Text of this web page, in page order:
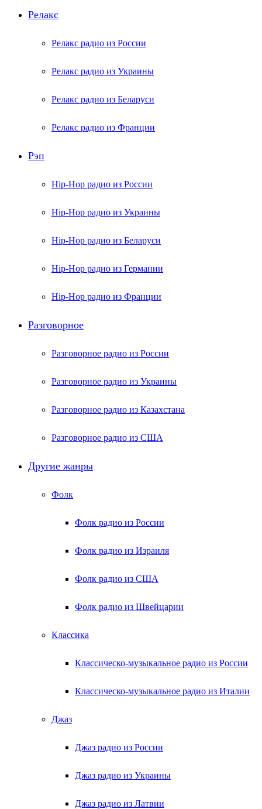
Релакс
Релакс радио из России
Релакс радио из Украины
Релакс радио из Беларуси
Релакс радио из Франции
Рэп
Hip-Hop радио из России
Hip-Hop радио из Украины
Hip-Hop радио из Беларуси
Hip-Hop радио из Германии
Hip-Hop радио из Франции
Разговорное
Разговорное радио из России
Разговорное радио из Украины
Разговорное радио из Казахстана
Разговорное радио из США
Другие жанры
Фолк
Фолк радио из России
Фолк радио из Израиля
Фолк радио из США
Фолк радио из Швейцарии
Классика
Классическо-музыкальное радио из России
Классическо-музыкальное радио из Италии
Джаз
Джаз радио из России
Джаз радио из Украины
Джаз радио из Латвии